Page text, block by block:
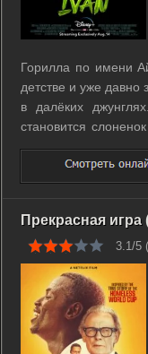
Горилла по имени
детстве и уже давно
в далёких
становится
вспомнить, откуда
быть по-настоящему
Прекрасная игра
3.1/5 (